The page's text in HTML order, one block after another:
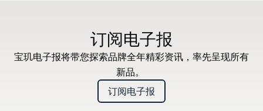
订阅电子报
宝玑电子报将带您探索品牌全年精彩资讯，率先呈现所有
新品。
订阅电子报